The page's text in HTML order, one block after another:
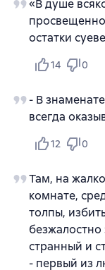
«В душе
остатки
14 0
- В
всегда
12 0
Там, на
комнате,
толпы,
странный и
- первый из